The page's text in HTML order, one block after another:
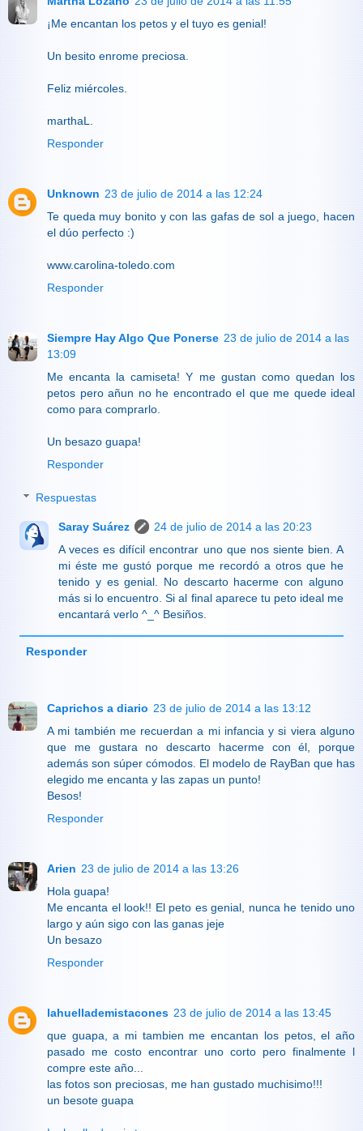
¡Me encantan los petos y el tuyo es genial!
Un besito enrome preciosa.
Feliz miércoles.
marthaL.
Responder
Unknown 23 de julio de 2014 a las 12:24
Te queda muy bonito y con las gafas de sol a juego, hacen
el dúo perfecto :)
www.carolina-toledo.com
Responder
Siempre Hay Algo Que Ponerse 23 de julio de 2014 a las
13:09
Me encanta la camiseta! Y me gustan como quedan los
petos pero añun no he encontrado el que me quede ideal
como para comprarlo.
Un besazo guapa!
Responder
Respuestas
Saray Suárez
24 de julio de 2014 a las 20:23
A veces es difícil encontrar uno que nos siente bien. A
mi éste me gustó porque me recordó a otros que he
tenido y es genial. No descarto hacerme con alguno
más si lo encuentro. Si al final aparece tu peto ideal me
encantará verlo ^_^ Besiños.
Responder
Caprichos a diario 23 de julio de 2014 a las 13:12
A mi también me recuerdan a mi infancia y si viera alguno
que me gustara no descarto hacerme con él, porque
además son súper cómodos. El modelo de RayBan que has
elegido me encanta y las zapas un punto!
Besos!
Responder
Arien 23 de julio de 2014 a las 13:26
Hola guapa!
Me encanta el look!! El peto es genial, nunca he tenido uno
largo y aún sigo con las ganas jeje
Un besazo
Responder
lahuellademistacones 23 de julio de 2014 a las 13:45
que guapa, a mi tambien me encantan los petos, el año
pasado me costo encontrar uno corto pero finalmente l
compre este año...
las fotos son preciosas, me han gustado muchisimo!!!
un besote guapa